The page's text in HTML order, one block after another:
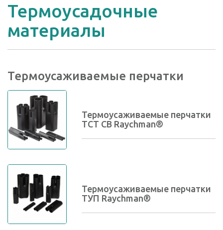
Термоусадочные
материалы
Термоусаживаемые перчатки
Термоусаживаемые перчатки
TCT CB Raychman®
Термоусаживаемые перчатки
ТУП Raychman®